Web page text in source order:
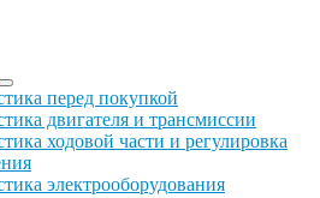
перед покупкой
двигателя и трансмиссии
ходовой части и регулировка
электрооборудования